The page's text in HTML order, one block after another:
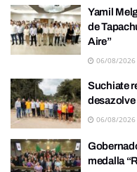
Yamil
de
Aire”
06/08/2026
Suchiate
desazolve
06/08/2026
medalla